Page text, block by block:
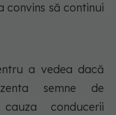
convins să continui
a vedea dacă
semne de
conducerii